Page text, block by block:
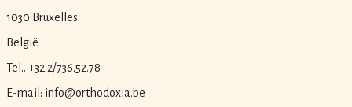
1030 Bruxelles
België
Tel.. +32.2/736.52.78
E-mail: info@orthodoxia.be